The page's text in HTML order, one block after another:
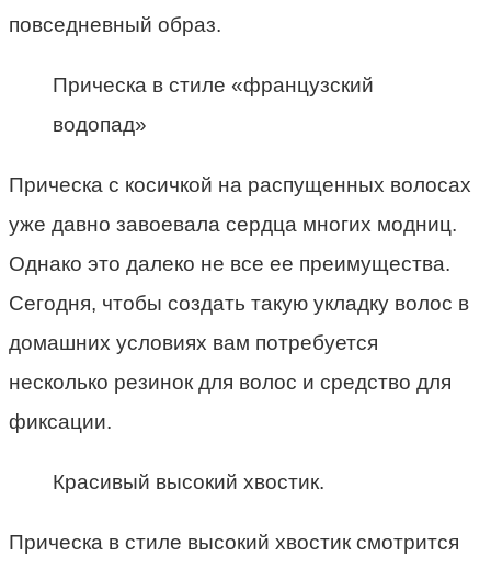
повседневный образ.
Прическа в стиле «французский
водопад»
Прическа с косичкой на распущенных волосах
уже давно завоевала сердца многих модниц.
Однако это далеко не все ее преимущества.
Сегодня, чтобы создать такую укладку волос в
домашних условиях вам потребуется
несколько резинок для волос и средство для
фиксации.
Красивый высокий хвостик.
Прическа в стиле высокий хвостик смотрится